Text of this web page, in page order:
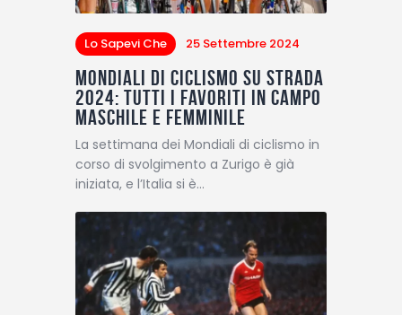
Lo Sapevi Che 25 Settembre 2024
Mondiali di ciclismo su strada
2024: tutti i favoriti in campo
maschile e femminile
La settimana dei Mondiali di ciclismo in
corso di svolgimento a Zurigo è già
iniziata, e l’Italia si è…